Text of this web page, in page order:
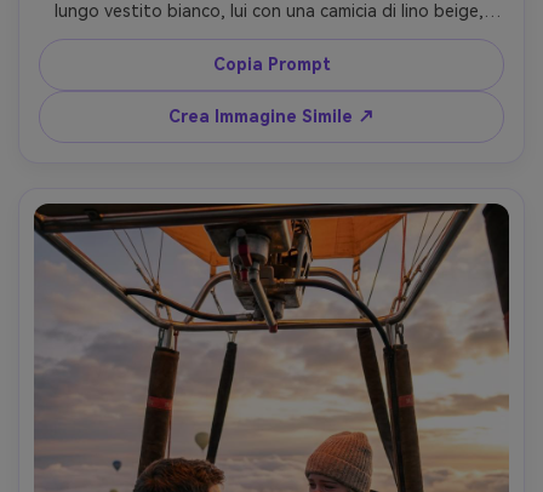
lungo vestito bianco, lui con una camicia di lino beige,
entrambi sorridono dolcemente, decine di mongolfiere
riempiono il cielo dietro di loro, controluce all’alba,
scattata con Canon EOS R5, obiettivo 50mm, livello occhi,
inquadratura a figura intera, ombre naturali nitide, ultra-
realistica, estetica foto di viaggio da sogno --ar 4:5
Copia Prompt
Crea Immagine Simile ↗